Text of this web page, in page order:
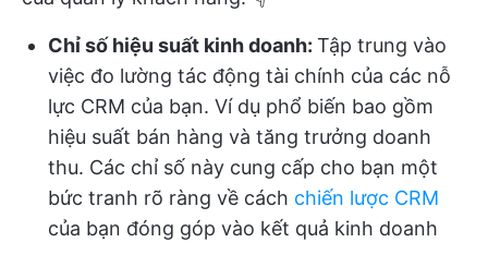
Chỉ số hiệu suất kinh doanh: Tập trung vào
việc đo lường tác động tài chính của các nỗ
lực CRM của bạn. Ví dụ phổ biến bao gồm
hiệu suất bán hàng và tăng trưởng doanh
thu. Các chỉ số này cung cấp cho bạn một
bức tranh rõ ràng về cách chiến lược CRM
của bạn đóng góp vào kết quả kinh doanh